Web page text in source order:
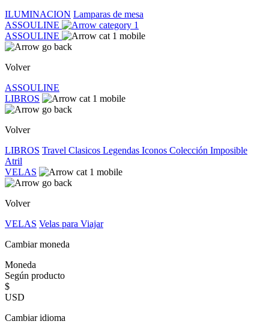
ILUMINACION Lamparas de mesa
ASSOULINE
ASSOULINE
Volver
ASSOULINE
LIBROS
Volver
LIBROS Travel Clasicos Legendas Iconos Colección Imposible
Atril
VELAS
Volver
VELAS Velas para Viajar
Cambiar moneda
Moneda
Según producto
$
USD
Cambiar idioma